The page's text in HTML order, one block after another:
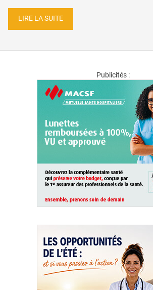
LIRE LA SUITE
Publicités :